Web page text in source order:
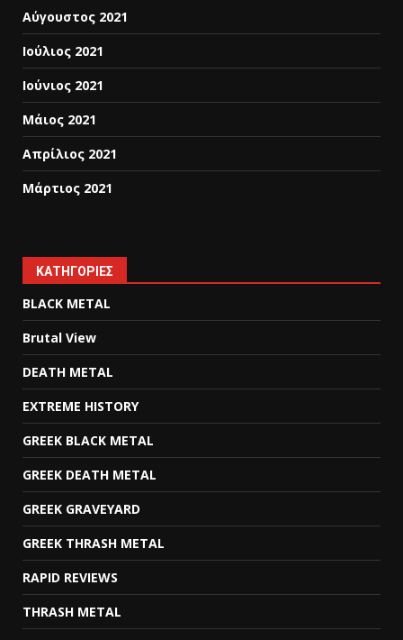
Αύγουστος 2021
Ιούλιος 2021
Ιούνιος 2021
Μάιος 2021
Απρίλιος 2021
Μάρτιος 2021
KΑΤΗΓΟΡΊΕΣ
BLACK METAL
Brutal View
DEATH METAL
EXTREME HISTORY
GREEK BLACK METAL
GREEK DEATH METAL
GREEK GRAVEYARD
GREEK THRASH METAL
RAPID REVIEWS
THRASH METAL